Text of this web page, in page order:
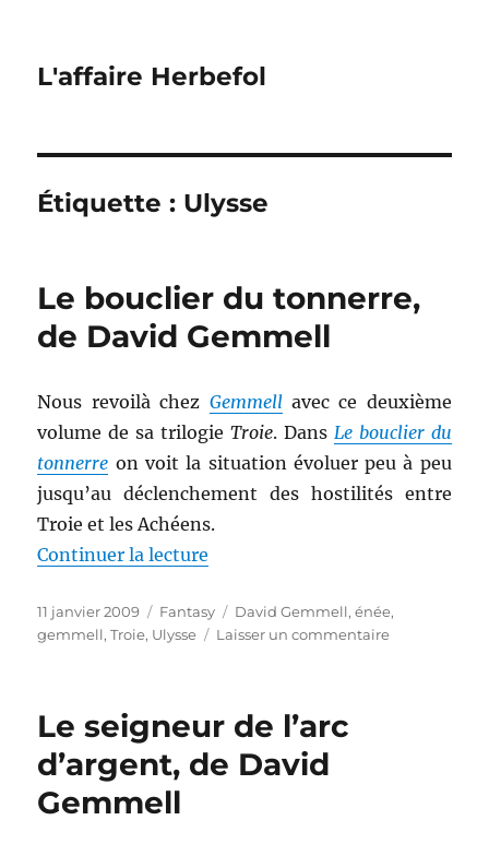
L'affaire Herbefol
Étiquette : Ulysse
Le bouclier du tonnerre,
de David Gemmell
Nous revoilà chez Gemmellavec ce deuxième
volume de sa trilogie Troie. Dans Le bouclier du
tonnerre on voit la situation évoluer peu à peu
jusqu’au déclenchement des hostilités entre
Troie et les Achéens.
Continuer la lecture
Publié
le
11 janvier 2009 Catégories
Fantasy Étiquettes
David Gemmell,énée,
gemmell,Troie, Ulysse Laisser un commentairesur
Le seigneur de l’arc
d’argent, de David
Gemmell